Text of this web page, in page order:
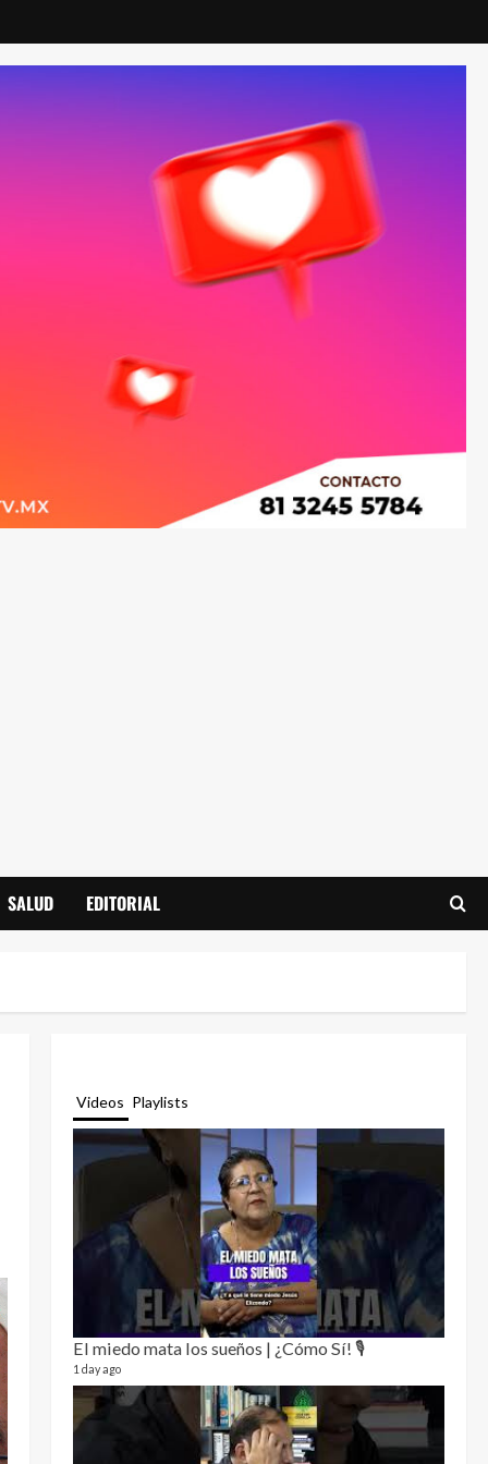
SALUD EDITORIAL
Videos Playlists
El miedo mata los sueños | ¿Cómo Sí! 🎙️
1 day ago
3